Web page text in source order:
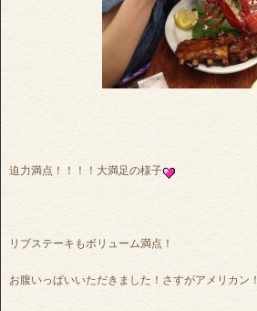
迫力満点！！！！大満足の様子
リブステーキもボリューム満点！
お腹いっぱいいただきました！さすがアメリカン！